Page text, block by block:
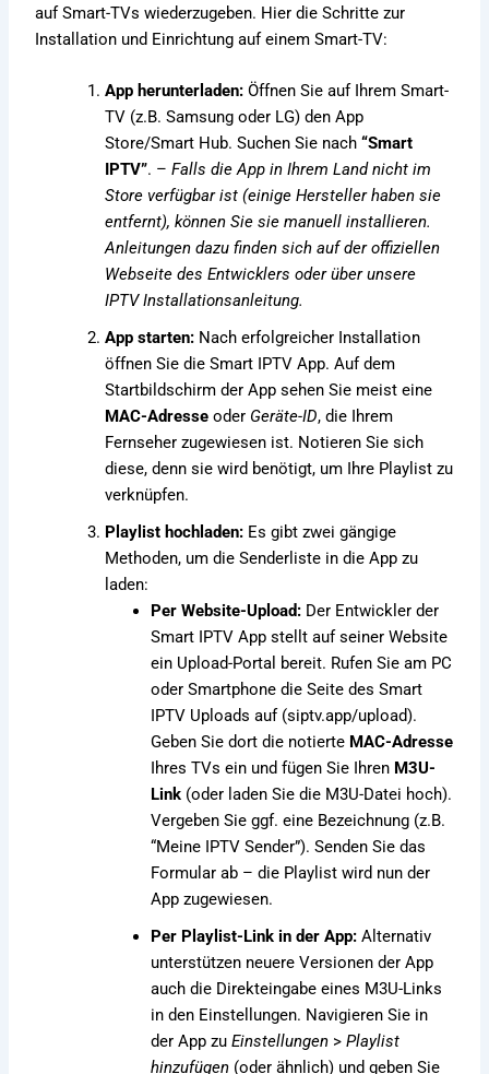
auf Smart-TVs wiederzugeben. Hier die Schritte zur
Installation und Einrichtung auf einem Smart-TV:
App herunterladen: Öffnen Sie auf Ihrem Smart-
TV (z.B. Samsung oder LG) den App
Store/Smart Hub. Suchen Sie nach“Smart
IPTV”. –Falls die App in Ihrem Land nicht im
Store verfügbar ist (einige Hersteller haben sie
entfernt), können Sie sie manuell installieren.
Anleitungen dazu finden sich auf der offiziellen
Webseite des Entwicklers oder über unsere
IPTV Installationsanleitung.
App starten: Nach erfolgreicher Installation
öffnen Sie die Smart IPTV App. Auf dem
Startbildschirm der App sehen Sie meist eine
MAC-Adresse oder Geräte-ID, die Ihrem
Fernseher zugewiesen ist. Notieren Sie sich
diese, denn sie wird benötigt, um Ihre Playlist zu
verknüpfen.
Playlist hochladen: Es gibt zwei gängige
Methoden, um die Senderliste in die App zu
laden:
Per Website-Upload: Der Entwickler der
Smart IPTV App stellt auf seiner Website
ein Upload-Portal bereit. Rufen Sie am PC
oder Smartphone die Seite des Smart
IPTV Uploads auf (siptv.app/upload).
Geben Sie dort die notierte MAC-Adresse
Ihres TVs ein und fügen Sie Ihren M3U-
Link (oder laden Sie die M3U-Datei hoch).
Vergeben Sie ggf. eine Bezeichnung (z.B.
“Meine IPTV Sender”). Senden Sie das
Formular ab – die Playlist wird nun der
App zugewiesen.
Per Playlist-Link in der App: Alternativ
unterstützen neuere Versionen der App
auch die Direkteingabe eines M3U-Links
in den Einstellungen. Navigieren Sie in
der App zuEinstellungen >Playlist
hinzufügen (oder ähnlich) und geben Sie